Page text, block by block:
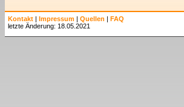
Kontakt | Impressum | Quellen | FAQ
letzte Änderung: 18.05.2021